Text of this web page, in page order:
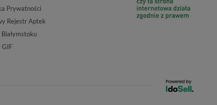
Prywatności
Rejestr Aptek
GIF